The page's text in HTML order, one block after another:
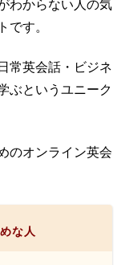
わからない人の気
です。
常英会話・ビジネ
ぶというユニーク
のオンライン英会
な人